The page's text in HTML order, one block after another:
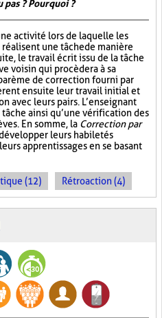
pas ? Pourquoi ?
activité lors de laquelle les
une tâche de manière
le travail écrit issu de la tâche
voisin qui procèdera à sa
de correction fourni par
ensuite leur travail initial et
avec leurs pairs. L’enseignant
ainsi qu’une vérification des
En somme, la Correction par
leurs habiletés
apprentissages en se basant
(12) Rétroaction (4)